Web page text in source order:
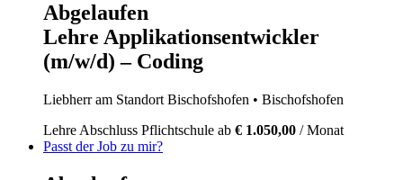
Abgelaufen
Lehre Applikationsentwickler
(m/w/d) – Coding
Liebherr am Standort Bischofshofen • Bischofshofen
Lehre Abschluss Pflichtschule ab € 1.050,00 / Monat
Passt der Job zu mir?